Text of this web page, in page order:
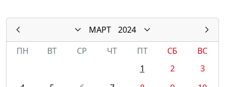
МАРТ
2024
ПН
ВТ СР ЧТ ПТ СБ
ВС
1
2
3